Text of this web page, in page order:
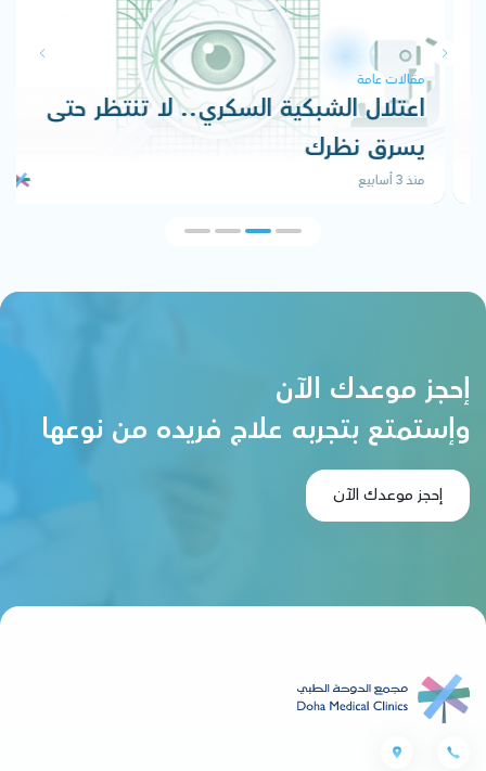
مقالات عامة
اعتلال الشبكية السكري.. لا تنتظر حتى
يسرق نظرك
إحجز موعدك الآن
وإستمتع بتجربه علاج فريده من نوعها
إحجز موعدك الآن